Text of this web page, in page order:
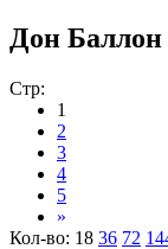
Дон
Стр:
1
2
3
4
5
»
Кол-во: 18 36 72